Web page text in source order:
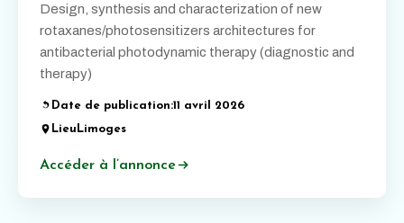
Design, synthesis and characterization of new
rotaxanes/photosensitizers architectures for
antibacterial photodynamic therapy (diagnostic and
therapy)
Date de publication:11 avril 2026
Lieu Limoges
Accéder à l’annonce